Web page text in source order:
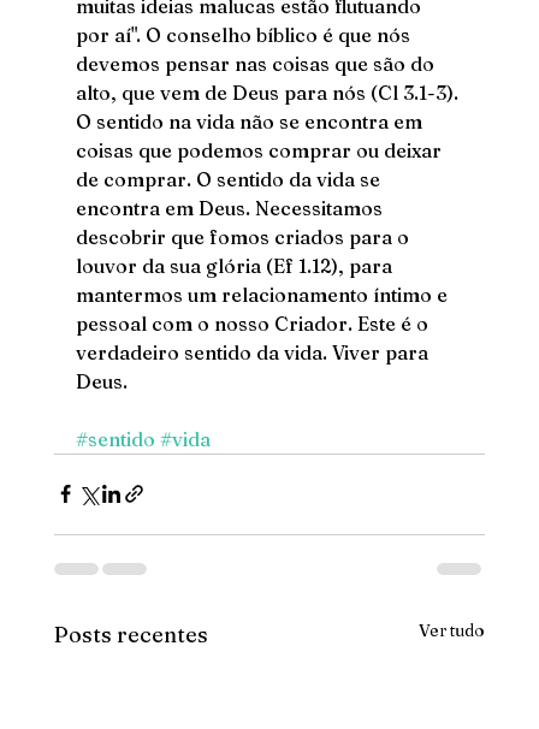
muitas ideias malucas estão flutuando
por aí". O conselho bíblico é que nós
devemos pensar nas coisas que são do
alto, que vem de Deus para nós (Cl 3.1-3).
O sentido na vida não se encontra em
coisas que podemos comprar ou deixar
de comprar. O sentido da vida se
encontra em Deus. Necessitamos
descobrir que fomos criados para o
louvor da sua glória (Ef 1.12), para
mantermos um relacionamento íntimo e
pessoal com o nosso Criador. Este é o
verdadeiro sentido da vida. Viver para
Deus.
#sentido #vida
Posts recentes Ver tudo